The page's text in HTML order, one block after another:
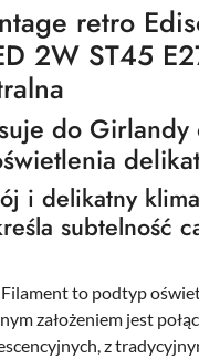
retro
2W ST45
do
i delikatny
subtelność
to podtyp
założeniem jest
z